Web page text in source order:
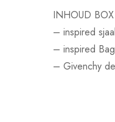
INHOUD BOX
– inspired
– inspired
– Givenchy